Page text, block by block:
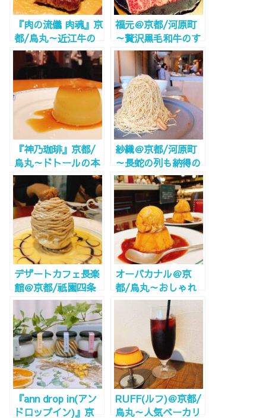
『肉の流儀 肉魂』京
都/烏丸～近江牛の
炭火焼肉が気軽に！
～
福元＠京都/河原町
～贅沢黒毛和牛のす
き焼きを堪能～
『神乃珈琲』京都/
烏丸～ドトールの本
気コーヒー～
紗織＠京都/河原町
～長蛇の列も納得の
味・人生で一番おい
しいモンブランに出
逢う～
デザートカフェ長楽
館＠京都/祇園四条
～ここはどこ？迷い
込んだ洋館のモンブ
ラン～
オーバカナル＠京
都/烏丸～おしゃれ
カフェでアイス&プ
『ann drop in(アン
ドロップイン)』京
RUFF(ルフ)＠京都/
烏丸～人気ベーカリ